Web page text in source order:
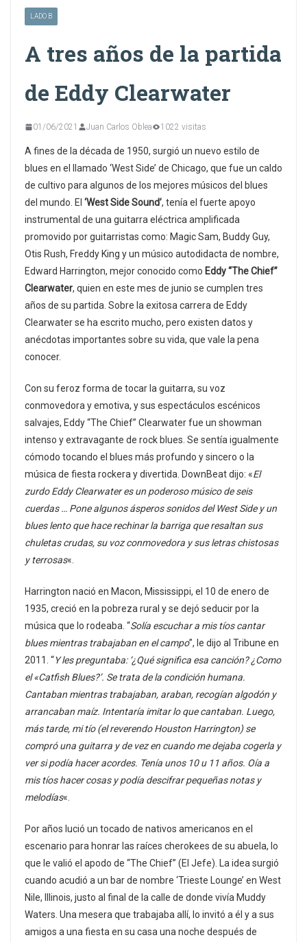
LADO B
A tres años de la partida
de Eddy Clearwater
01/06/2021 Juan Carlos Oblea 1022 visitas
A fines de la década de 1950, surgió un nuevo estilo de
blues en el llamado ‘West Side’ de Chicago, que fue un caldo
de cultivo para algunos de los mejores músicos del blues
del mundo. El ‘West Side Sound’, tenía el fuerte apoyo
instrumental de una guitarra eléctrica amplificada
promovido por guitarristas como: Magic Sam, Buddy Guy,
Otis Rush, Freddy King y un músico autodidacta de nombre,
Edward Harrington, mejor conocido como Eddy “The Chief”
Clearwater, quien en este mes de junio se cumplen tres
años de su partida. Sobre la exitosa carrera de Eddy
Clearwater se ha escrito mucho, pero existen datos y
anécdotas importantes sobre su vida, que vale la pena
conocer.
Con su feroz forma de tocar la guitarra, su voz
conmovedora y emotiva, y sus espectáculos escénicos
salvajes, Eddy “The Chief” Clearwater fue un showman
intenso y extravagante de rock blues. Se sentía igualmente
cómodo tocando el blues más profundo y sincero o la
música de fiesta rockera y divertida. DownBeat dijo: «El
zurdo Eddy Clearwater es un poderoso músico de seis
cuerdas … Pone algunos ásperos sonidos del West Side y un
blues lento que hace rechinar la barriga que resaltan sus
chuletas crudas, su voz conmovedora y sus letras chistosas
y terrosas«.
Harrington nació en Macon, Mississippi, el 10 de enero de
1935, creció en la pobreza rural y se dejó seducir por la
música que lo rodeaba. “Solía escuchar a mis tíos cantar
blues mientras trabajaban en el campo”, le dijo al Tribune en
2011. “Y les preguntaba: ‘¿Qué significa esa canción? ¿Como
el «Catfish Blues?’. Se trata de la condición humana.
Cantaban mientras trabajaban, araban, recogían algodón y
arrancaban maíz. Intentaría imitar lo que cantaban. Luego,
más tarde, mi tío (el reverendo Houston Harrington) se
compró una guitarra y de vez en cuando me dejaba cogerla y
ver si podía hacer acordes. Tenía unos 10 u 11 años. Oía a
mis tíos hacer cosas y podía descifrar pequeñas notas y
melodías«.
Por años lució un tocado de nativos americanos en el
escenario para honrar las raíces cherokees de su abuela, lo
que le valió el apodo de “The Chief” (El Jefe). La idea surgió
cuando acudió a un bar de nombre ‘Trieste Lounge’ en West
Nile, Illinois, justo al final de la calle de donde vivía Muddy
Waters. Una mesera que trabajaba allí, lo invitó a él y a sus
amigos a una fiesta en su casa una noche después de